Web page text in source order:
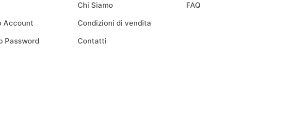
Account
Password
Chi Siamo
Condizioni di vendita
Contatti
FAQ